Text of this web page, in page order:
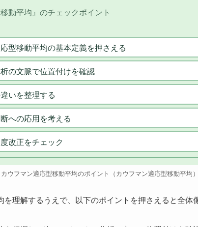
動平均』のチェックポイント
型移動平均の基本定義を押さえる
の文脈で位置付けを確認
いを整理する
への応用を考える
改正をチェック
カウフマン適応型移動平均のポイント（カウフマン適応型移動平均
を理解するうえで、以下のポイントを押さえると全体